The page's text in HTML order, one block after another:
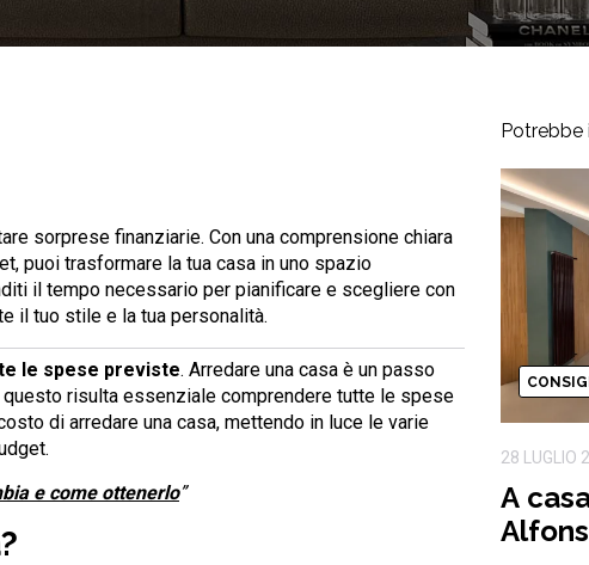
sorprese finanziarie. Con una comprensione chiara
puoi trasformare la tua casa in uno spazio
il tempo necessario per pianificare e scegliere con
il tuo stile e la tua personalità.
le spese previste. Arredare una casa è un passo
risulta essenziale comprendere tutte le spese
di arredare una casa, mettendo in luce le varie
e come ottenerlo”
Potrebbe
28 LUGLIO
A